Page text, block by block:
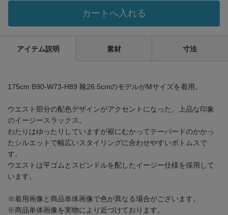
カートへ入れる
アイテム説明 素材 寸法
175cm B90-W73-H89 靴26.5cmのモデルがMサイズを着用。
ウエスト部分の配色デザインがアクセントになった、上品な印象
のイージースラックス。
わたりはゆったりしていますが裾にむかってテーパードのかかっ
たシルエットで幅広いスタイリングに合わせやすいボトムスで
す。
ウエストは平ゴムとスピンドルを配したイージー仕様を採用して
います。
※着用画像と商品単体画像で色が異なる場合がございます。
※商品単体画像を実物により近づけております。